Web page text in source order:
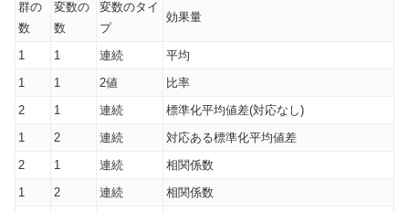
群の
数
変数の
数
変数のタイ
プ
効果量
1 1 連続
平均
1
1 2値
比率
2
1 連続
標準化平均値差(対応なし)
1
2 連続
対応ある標準化平均値差
2
1 連続
相関係数
1
2 連続 相関係数